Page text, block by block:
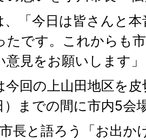
、「今日は皆さんと
たです。これからも
意見をお願いします
今回の上山田地区を
）までの間に市内5会
長と語ろう「お出か